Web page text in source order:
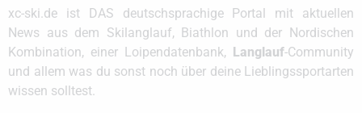
xc-ski.de ist DAS deutschsprachige Portal mit aktuellen
News aus dem Skilanglauf, Biathlon und der Nordischen
Kombination, einer Loipendatenbank,
Langlauf-Community
und allem was du sonst noch über deine Lieblingssportarten
wissen solltest.